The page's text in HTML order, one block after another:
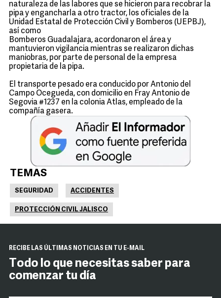
naturaleza de las labores que se hicieron para recobrar la
pipa y engancharla a otro tractor, los oficiales de la
Unidad Estatal de Protección Civil y Bomberos (UEPBJ),
así como
Bomberos Guadalajara, acordonaron el área y
mantuvieron vigilancia mientras se realizaron dichas
maniobras, por parte de personal de la empresa
propietaria de la pipa.
El transporte pesado era conducido por Antonio del
Campo Ocegueda, con domicilio en Fray Antonio de
Segovia #1237 en la colonia Atlas, empleado de la
compañía gasera.
TEMAS
SEGURIDAD ACCIDENTES
PROTECCIÓN CIVIL JALISCO
RECIBE LAS ÚLTIMAS NOTICIAS EN TU E-MAIL
Todo lo que necesitas saber para
comenzar tu día